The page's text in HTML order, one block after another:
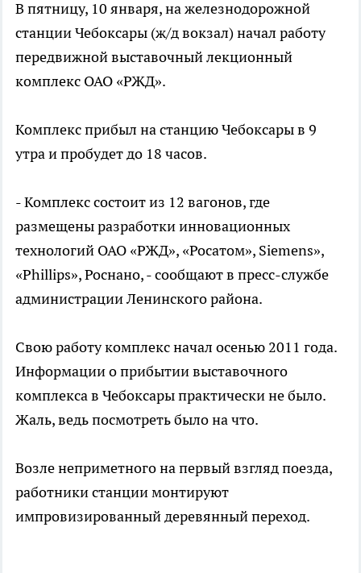
В пятницу, 10 января, на железнодорожной
станции Чебоксары (ж/д вокзал) начал работу
передвижной выставочный лекционный
комплекс ОАО «РЖД».
Комплекс прибыл на станцию Чебоксары в 9
утра и пробудет до 18 часов.
- Комплекс состоит из 12 вагонов, где
размещены разработки инновационных
технологий ОАО «РЖД», «Росатом», Siemens»,
«Phillips», Роснано, - сообщают в пресс-службе
администрации Ленинского района.
Свою работу комплекс начал осенью 2011 года.
Информации о прибытии выставочного
комплекса в Чебоксары практически не было.
Жаль, ведь посмотреть было на что.
Возле неприметного на первый взгляд поезда,
работники станции монтируют
импровизированный деревянный переход.